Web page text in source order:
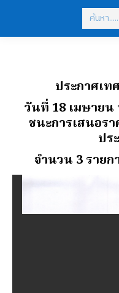
Search:
ประกาศเท
วันที่ 18 เมษายน
ชนะการเสนอร
ปร
จํานวน 3 รายก